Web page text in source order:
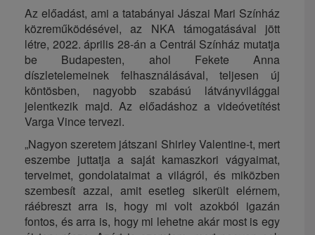
Az előadást, ami a tatabányai Jászai Mari Színház
közreműködésével, az NKA támogatásával jött
létre, 2022. április 28-án a Centrál Színház mutatja
be Budapesten, ahol Fekete Anna
díszletelemeinek felhasználásával, teljesen új
köntösben, nagyobb szabású látványvilággal
jelentkezik majd. Az előadáshoz a videóvetítést
Varga Vince tervezi.
„Nagyon szeretem játszani Shirley Valentine-t, mert
eszembe juttatja a saját kamaszkori vágyaimat,
terveimet, gondolataimat a világról, és miközben
szembesít azzal, amit esetleg sikerült elérnem,
ráébreszt arra is, hogy mi volt azokból igazán
fontos, és arra is, hogy mi lehetne akár most is egy